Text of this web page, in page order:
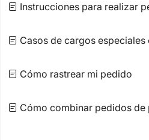
Instrucciones para realizar pedidos
Casos de cargos especiales
Cómo rastrear mi pedido
Cómo combinar pedidos de